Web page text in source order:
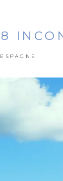
ESPAGNE